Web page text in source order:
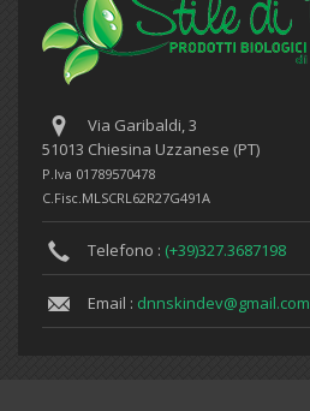
Via Garibaldi, 3
51013 Chiesina Uzzanese (PT)
P.Iva 01789570478
C.Fisc.MLSCRL62R27G491A
Telefono : (+39)327.3687198
Email : dnnskindev@gmail.com